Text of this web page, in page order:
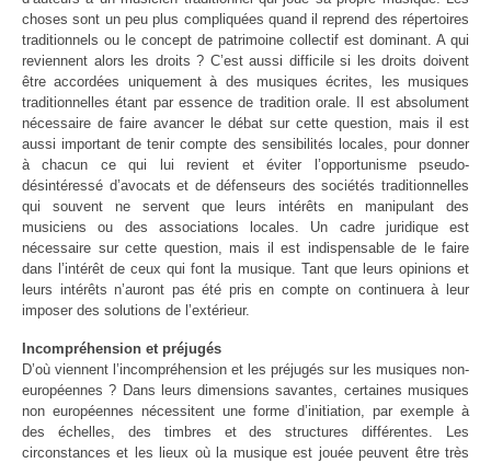
choses sont un peu plus compliquées quand il reprend des répertoires
traditionnels ou le concept de patrimoine collectif est dominant. A qui
reviennent alors les droits ? C’est aussi difficile si les droits doivent
être accordées uniquement à des musiques écrites, les musiques
traditionnelles étant par essence de tradition orale. Il est absolument
nécessaire de faire avancer le débat sur cette question, mais il est
aussi important de tenir compte des sensibilités locales, pour donner
à chacun ce qui lui revient et éviter l’opportunisme pseudo-
désintéressé d’avocats et de défenseurs des sociétés traditionnelles
qui souvent ne servent que leurs intérêts en manipulant des
musiciens ou des associations locales. Un cadre juridique est
nécessaire sur cette question, mais il est indispensable de le faire
dans l’intérêt de ceux qui font la musique. Tant que leurs opinions et
leurs intérêts n’auront pas été pris en compte on continuera à leur
imposer des solutions de l’extérieur.
Incompréhension et préjugés
D’où viennent l’incompréhension et les préjugés sur les musiques non-
européennes ? Dans leurs dimensions savantes, certaines musiques
non européennes nécessitent une forme d’initiation, par exemple à
des échelles, des timbres et des structures différentes. Les
circonstances et les lieux où la musique est jouée peuvent être très